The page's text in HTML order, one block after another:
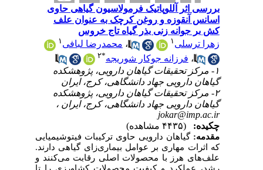
بررسی اثر آللوپاتیک فرمولاسیون گیاهی حاوی
اسانس آنقوزه و روغن کرچک به عنوان علف
کش بر جوانه زنی بذر گیاه تاج خروس
زهرا ترسلی ۱ ،محمدرضا لبافی۱
،فرزانه جوکار شوریجه
۱- مرکز تحقیقات گیاهان دارویی، پژوهشکده
گیاهان دارویی جهاد دانشگاهی، کرج، ایران
۲- مرکز تحقیقات گیاهان دارویی، پژوهشکده
گیاهان دارویی جهاد دانشگاهی، کرج، ایران ،
jokar@imp.ac.ir
چکیده:
(۴۴۳۵ مشاهده)
مقدمه:گیاهان دارویی حاوی ترکیبات فیتوشیمیایی
که اثرات مهاری بر عوامل بیماریزای گیاهی دارند.
علفهای هرز با محصولات اصلی رقابت می کنند و